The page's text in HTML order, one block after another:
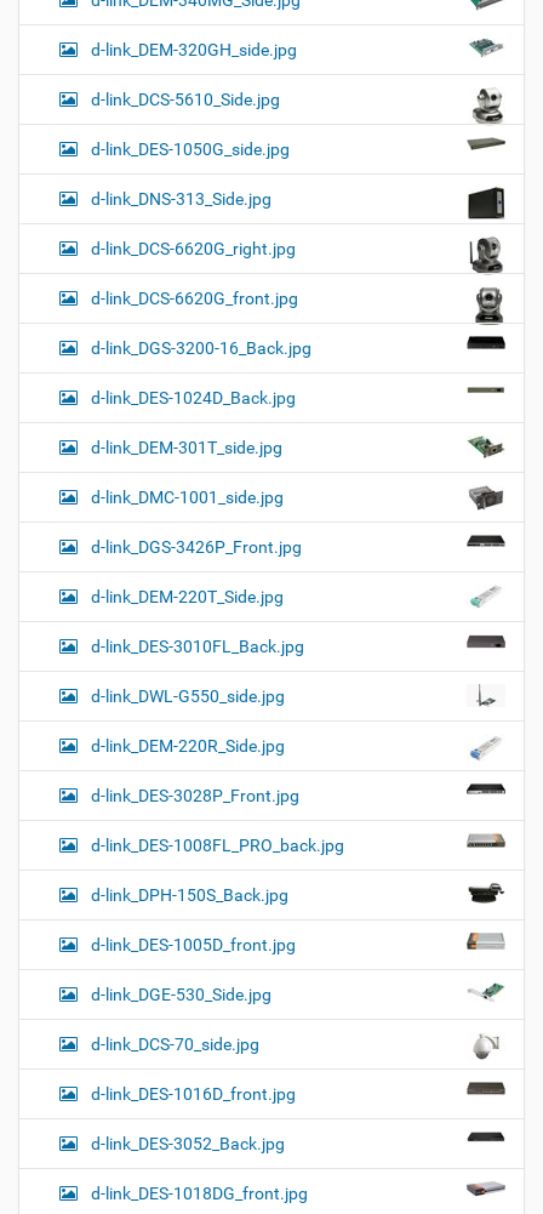
d-link_DEM-320GH_side.jpg
d-link_DCS-5610_Side.jpg
d-link_DES-1050G_side.jpg
d-link_DNS-313_Side.jpg
d-link_DCS-6620G_right.jpg
d-link_DCS-6620G_front.jpg
d-link_DGS-3200-16_Back.jpg
d-link_DES-1024D_Back.jpg
d-link_DEM-301T_side.jpg
d-link_DMC-1001_side.jpg
d-link_DGS-3426P_Front.jpg
d-link_DEM-220T_Side.jpg
d-link_DES-3010FL_Back.jpg
d-link_DWL-G550_side.jpg
d-link_DEM-220R_Side.jpg
d-link_DES-3028P_Front.jpg
d-link_DES-1008FL_PRO_back.jpg
d-link_DPH-150S_Back.jpg
d-link_DES-1005D_front.jpg
d-link_DGE-530_Side.jpg
d-link_DCS-70_side.jpg
d-link_DES-1016D_front.jpg
d-link_DES-3052_Back.jpg
d-link_DES-1018DG_front.jpg